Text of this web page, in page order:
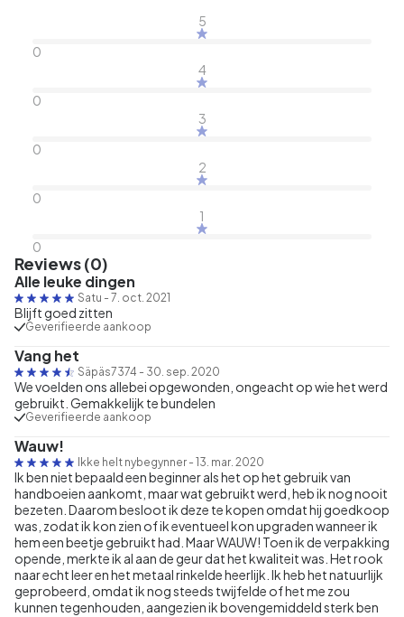
5
0
4
0
3
0
2
0
1
0
Reviews (0)
Alle leuke dingen
Satu - 7. oct. 2021
Blijft goed zitten
Geverifieerde aankoop
Vang het
Säpäs7374 - 30. sep. 2020
We voelden ons allebei opgewonden, ongeacht op wie het werd
gebruikt. Gemakkelijk te bundelen
Geverifieerde aankoop
Wauw!
Ikke helt nybegynner - 13. mar. 2020
Ik ben niet bepaald een beginner als het op het gebruik van
handboeien aankomt, maar wat gebruikt werd, heb ik nog nooit
bezeten. Daarom besloot ik deze te kopen omdat hij goedkoop
was, zodat ik kon zien of ik eventueel kon upgraden wanneer ik
hem een beetje gebruikt had. Maar WAUW! Toen ik de verpakking
opende, merkte ik al aan de geur dat het kwaliteit was. Het rook
naar echt leer en het metaal rinkelde heerlijk. Ik heb het natuurlijk
geprobeerd, omdat ik nog steeds twijfelde of het me zou
kunnen tegenhouden, aangezien ik bovengemiddeld sterk ben